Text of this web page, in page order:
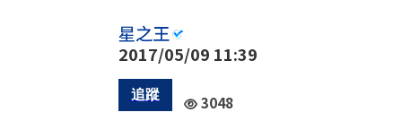
星之王
2017/05/09 11:39
3048